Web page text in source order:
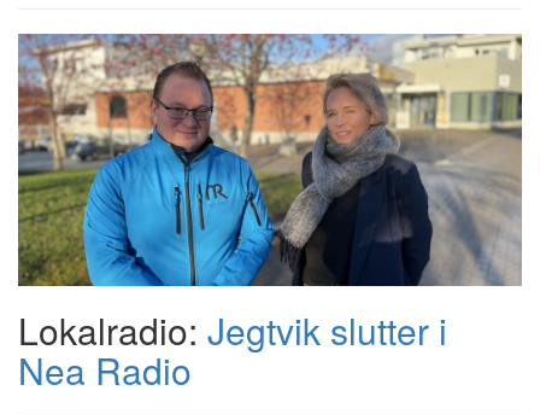
Lokalradio: Jegtvik slutter i
Nea Radio